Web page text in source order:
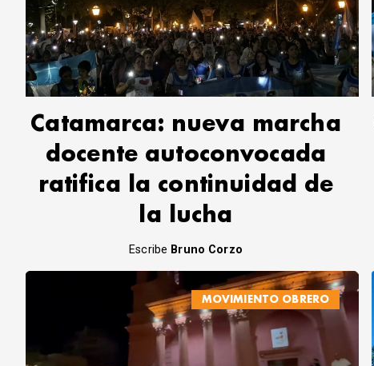
Catamarca: nueva marcha
docente autoconvocada
ratifica la continuidad de
la lucha
Escribe Bruno Corzo
MOVIMIENTO OBRERO